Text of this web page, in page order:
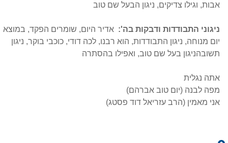
אבות, וגילו צדיקים, ניגון הבעל שם טוב
ניגוני התבודדות ודבקות בה': אדיר היום, שומרים הפקד, במוצאי
יום מנוחה, ניגון התבודדות, הוא רבנו, לכה דודי, כוכבי בוקר, ניגון
תשובהניגון בעל שם טוב, ואפילו בהסתרה
אתה נגלית
מפה לבנה (יום טוב אברהם)
אני מאמין (הרב עזריאל דוד פסטג)